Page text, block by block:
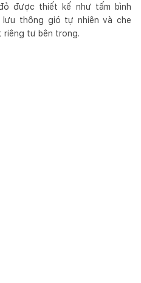
được thiết kế như tấm bình
lưu thông gió tự nhiên và che
riêng tư bên trong.